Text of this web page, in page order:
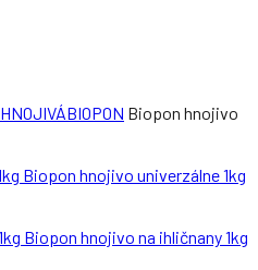
HNOJIVÁBIOPON Biopon hnojivo
Biopon hnojivo univerzálne 1kg
Biopon hnojivo na ihličnany 1kg